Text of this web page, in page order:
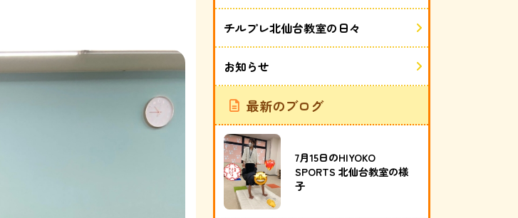
チルプレ北仙台教室の日々
お知らせ
最新のブログ
7月15日のHIYOKO
SPORTS 北仙台教室の様
子